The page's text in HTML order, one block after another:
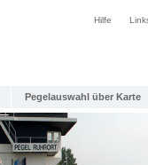
Hilfe
Pegelauswahl über Karte